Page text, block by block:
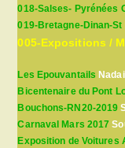
018-Salses- Pyrénées
019-Bretagne-Dinan-St
005-Expositions /
Les Epouvantails
Bicentenaire du Pont
Bouchons-RN20-2019
Carnaval Mars 2017
Exposition de Voitures